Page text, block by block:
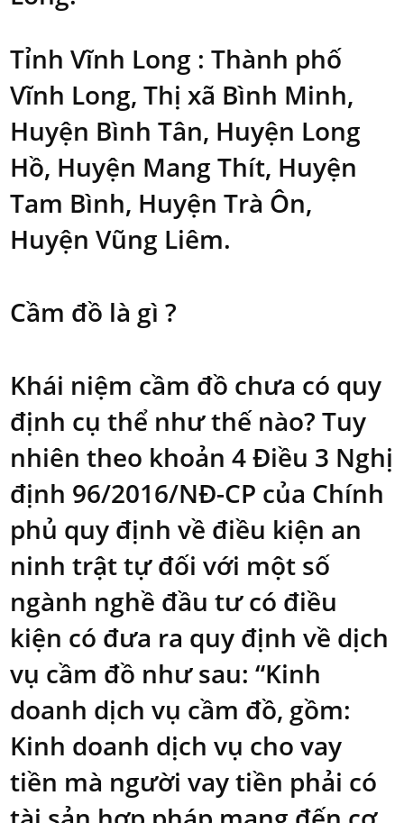
Tỉnh Vĩnh Long : Thành phố
Vĩnh Long, Thị xã Bình Minh,
Huyện Bình Tân, Huyện Long
Hồ, Huyện Mang Thít, Huyện
Tam Bình, Huyện Trà Ôn,
Huyện Vũng Liêm.
Cầm đồ là gì ?
Khái niệm cầm đồ chưa có quy
định cụ thể như thế nào? Tuy
nhiên theo khoản 4 Điều 3 Nghị
định 96/2016/NĐ-CP của Chính
phủ quy định về điều kiện an
ninh trật tự đối với một số
ngành nghề đầu tư có điều
kiện có đưa ra quy định về dịch
vụ cầm đồ như sau: “Kinh
doanh dịch vụ cầm đồ, gồm:
Kinh doanh dịch vụ cho vay
tiền mà người vay tiền phải có